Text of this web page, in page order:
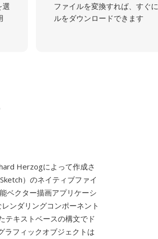
選
ファイルを変換すれば、すぐ
ルをダウンロードできます
Herzogによって作成さ
Sketch）のネイティブファイ
ベクター描画アプリケーシ
ンダリングコンポーネント
テキストベースの構文でド
ラフィックオブジェクトは